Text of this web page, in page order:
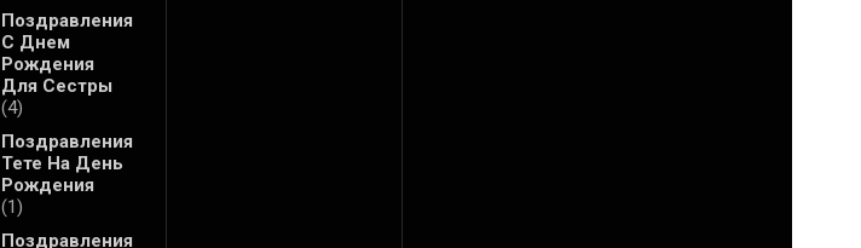
Поздравления
С Днем
Рождения
Для Сестры
(4)
Поздравления
Тете На День
Рождения
(1)
Поздравления